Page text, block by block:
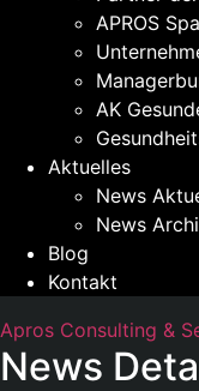
APROS
AK
Aktuelles
News
News
Blog
Kontakt
Apros Consulting &
News